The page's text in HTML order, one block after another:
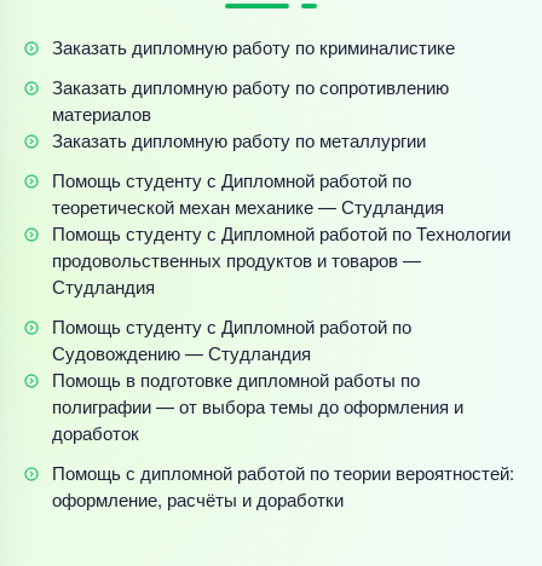
Заказать дипломную работу по криминалистике
Заказать дипломную работу по сопротивлению
материалов
Заказать дипломную работу по металлургии
Помощь студенту с Дипломной работой по
теоретической механ механике — Студландия
Помощь студенту с Дипломной работой по Технологии
продовольственных продуктов и товаров —
Студландия
Помощь студенту с Дипломной работой по
Судовождению — Студландия
Помощь в подготовке дипломной работы по
полиграфии — от выбора темы до оформления и
доработок
Помощь с дипломной работой по теории вероятностей:
оформление, расчёты и доработки